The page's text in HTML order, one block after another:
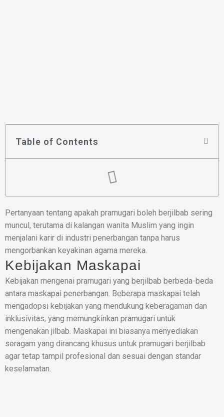
Table of Contents
Pertanyaan tentang apakah pramugari boleh berjilbab sering
muncul, terutama di kalangan wanita Muslim yang ingin
menjalani karir di industri penerbangan tanpa harus
mengorbankan keyakinan agama mereka.
Kebijakan Maskapai
Kebijakan mengenai pramugari yang berjilbab berbeda-beda
antara maskapai penerbangan. Beberapa maskapai telah
mengadopsi kebijakan yang mendukung keberagaman dan
inklusivitas, yang memungkinkan pramugari untuk
mengenakan jilbab. Maskapai ini biasanya menyediakan
seragam yang dirancang khusus untuk pramugari berjilbab
agar tetap tampil profesional dan sesuai dengan standar
keselamatan.